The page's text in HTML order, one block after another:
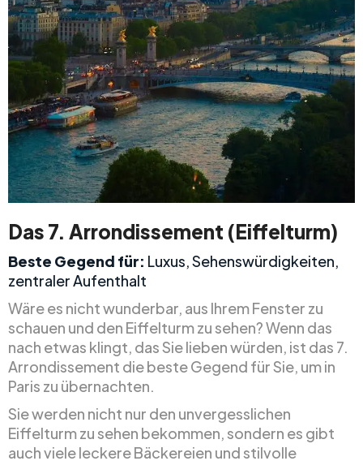
Das 7. Arrondissement (Eiffelturm)
Beste Gegend für: Luxus, Sehenswürdigkeiten,
zentraler Aufenthalt
Wäre es nicht wunderbar, aus Ihrem Fenster zu
schauen und den Eiffelturm zu sehen? Wenn das
nach etwas klingt, das Sie lieben würden, ist das 7.
Arrondissement die beste Gegend für Sie, um in
Paris zu übernachten.
Sie werden nicht nur den unvergesslichen
Eiffelturm zu sehen bekommen, sondern es gibt
auch viele leckere Bäckereien und stilvolle